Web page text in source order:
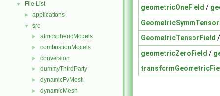
▼ File List
► applications
▼ src
► atmosphericModels
► combustionModels
► conversion
► dummyThirdParty
► dynamicFvMesh
► dynamicMesh
geometricOneField /
GeometricTensorField
geometricZeroField /